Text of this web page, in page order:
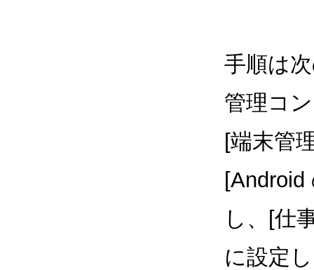
手順は
管理コ
[端末管
し、[仕
に設定